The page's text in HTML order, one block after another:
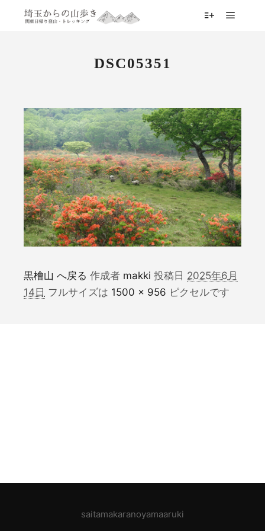
DSC05351
黒檜山 へ戻る 作成者 makki 投稿日 2025年6月
14日 フルサイズは 1500 × 956 ピクセルです
saitamakaranoyamaaruki